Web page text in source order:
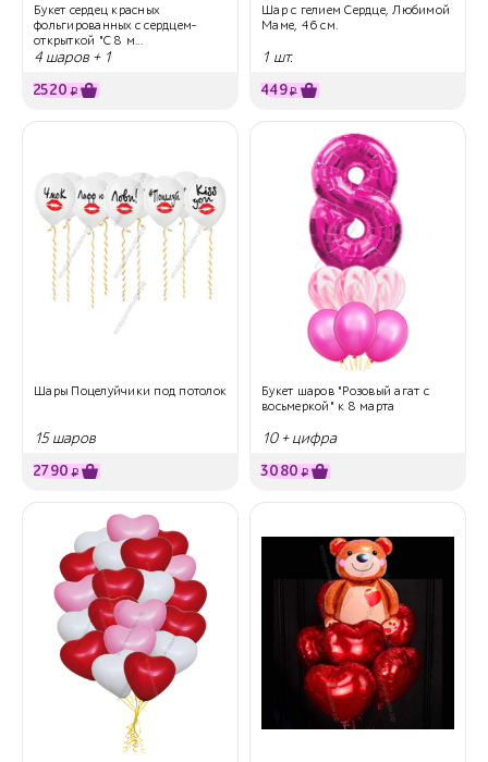
Букет сердец красных
фольгированных с сердцем-
открыткой "С 8 м...
4 шаров + 1
2520 ₽
Шар с гелием Сердце, Любимой
Маме, 46 см.
1 шт.
449₽
Шары Поцелуйчики под потолок
15 шаров
2790 ₽
Букет шаров "Розовый агат с
восьмеркой" к 8 марта
10 + цифра
3080 ₽